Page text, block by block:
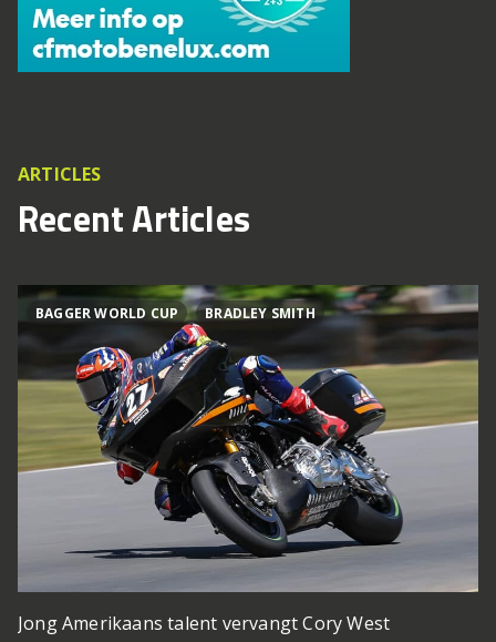
ARTICLES
Recent Articles
BAGGER WORLD CUP BRADLEY SMITH
Jong Amerikaans talent vervangt Cory West